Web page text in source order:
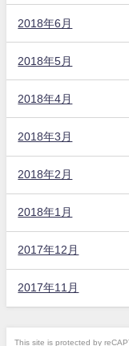
2018年6月
2018年5月
2018年4月
2018年3月
2018年2月
2018年1月
2017年12月
2017年11月
This site is protected by